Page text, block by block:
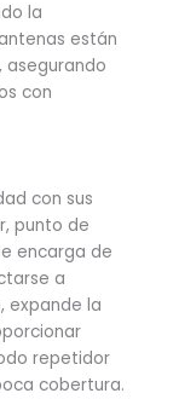
la
están
asegurando
con
con sus
punto de
encarga de
a
expande la
repetidor
cobertura.